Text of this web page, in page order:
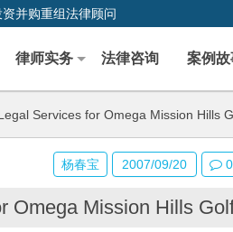
并购重组法律顾问
律师实务 法律咨询 案例故
Services for Omega Mission Hills
Omega Mission Hills
杨春宝 2007/09/20 0